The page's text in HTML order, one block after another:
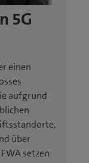
5G
einen
aufgrund
über
setzen